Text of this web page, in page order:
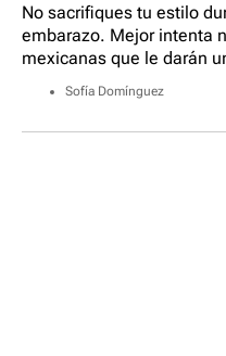
No sacrifiques tu estilo
embarazo. Mejor intenta
mexicanas que le darán
Sofía Domínguez